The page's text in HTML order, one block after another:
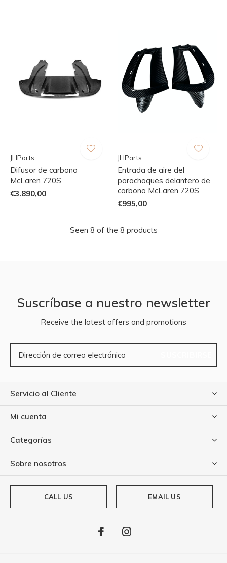
JHParts
Difusor de carbono
McLaren 720S
€3.890,00
JHParts
Entrada de aire del
parachoques delantero de
carbono McLaren 720S
€995,00
Seen 8 of the 8 products
Suscríbase a nuestro newsletter
Receive the latest offers and promotions
Servicio al Cliente
Mi cuenta
Categorías
Sobre nosotros
CALL US EMAIL US